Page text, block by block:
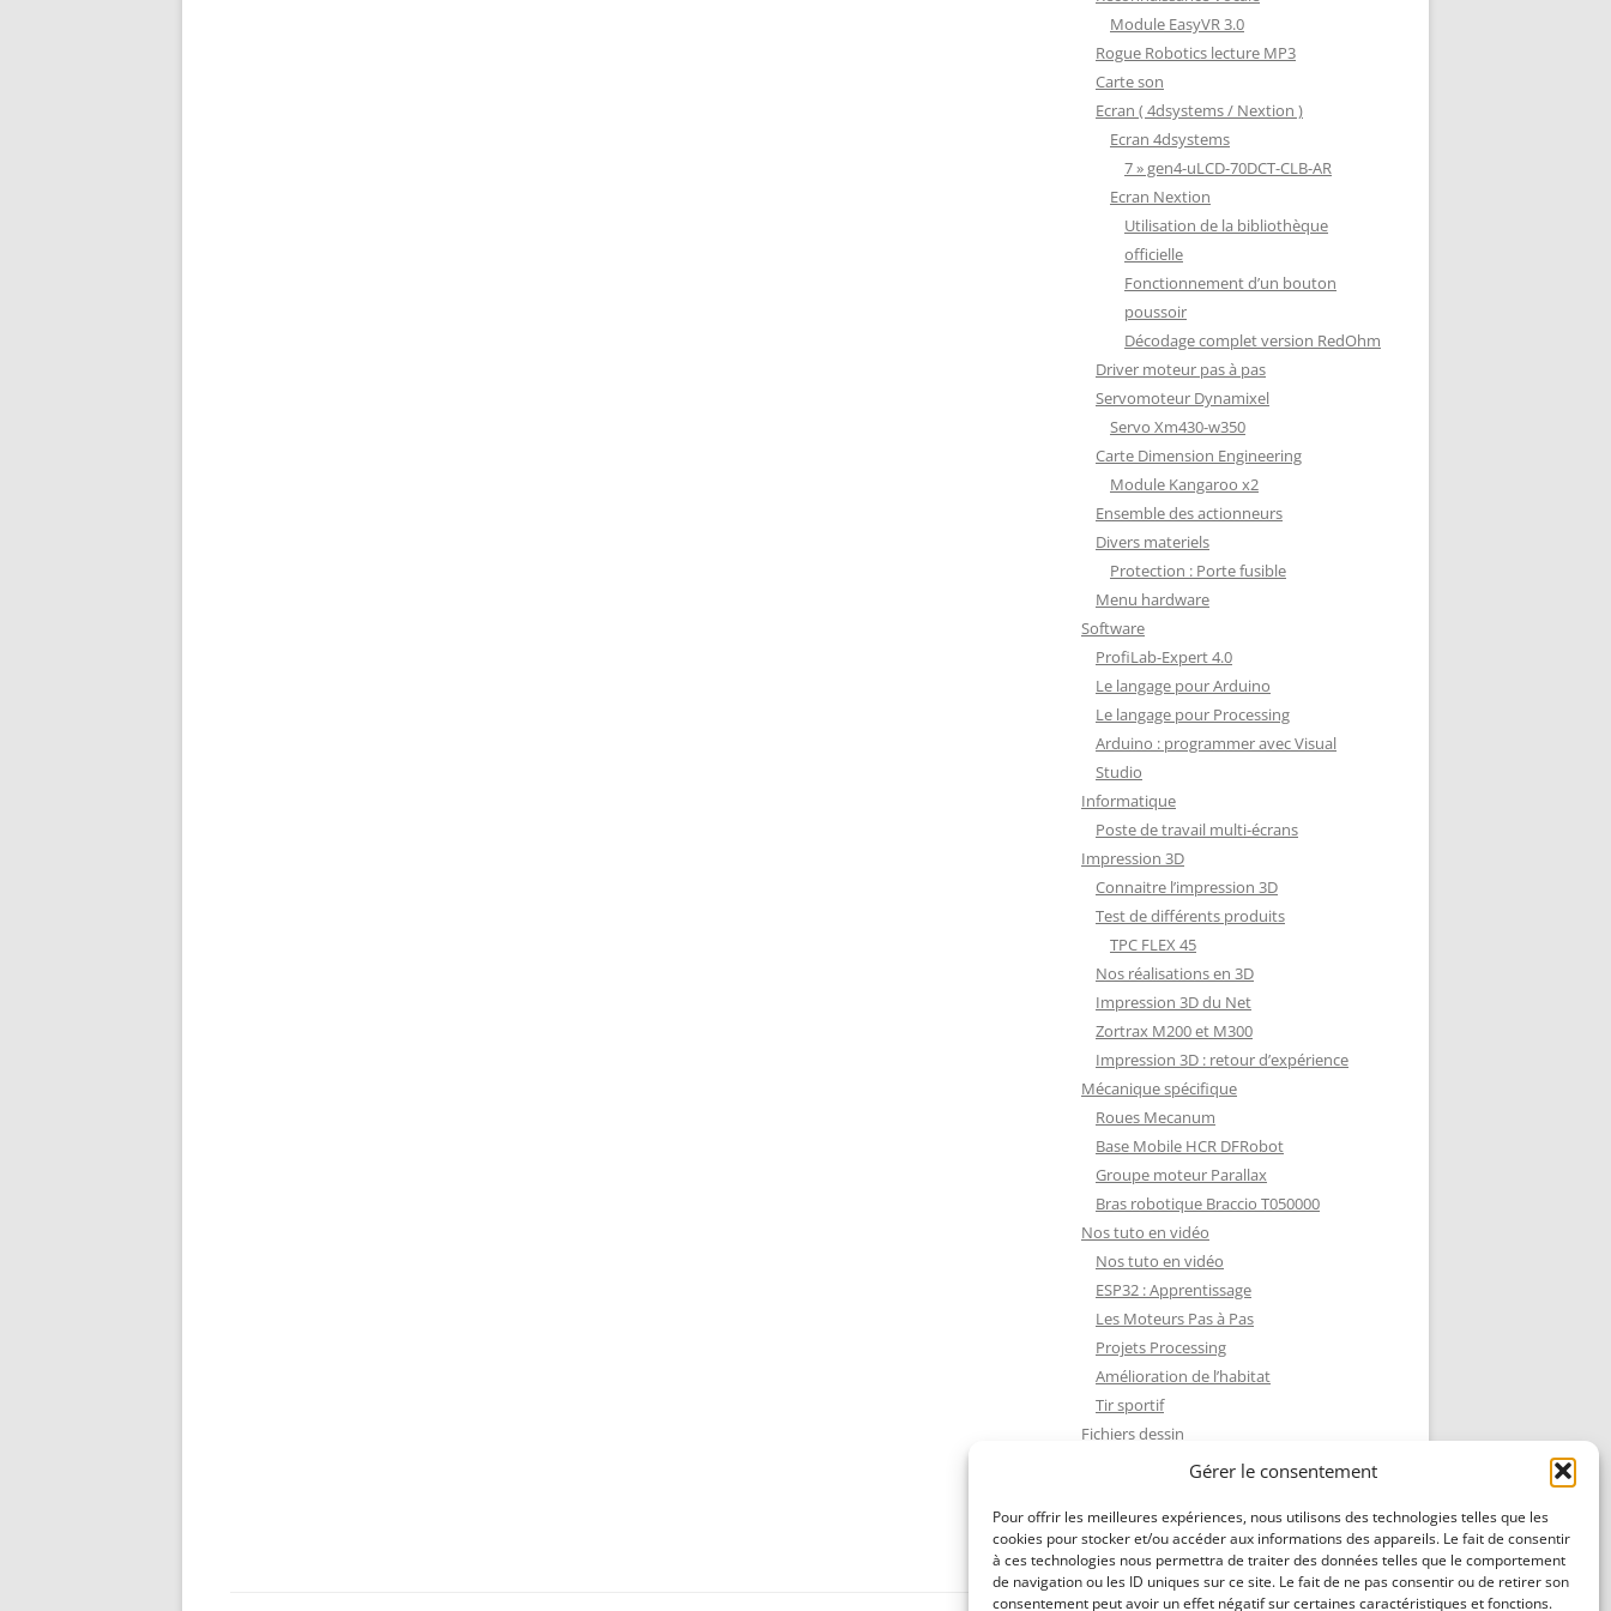
Gérer le consentement
Pour offrir les meilleures expériences, nous utilisons des technologies telles que les
cookies pour stocker et/ou accéder aux informations des appareils. Le fait de consentir
à ces technologies nous permettra de traiter des données telles que le comportement
de navigation ou les ID uniques sur ce site. Le fait de ne pas consentir ou de retirer son
consentement peut avoir un effet négatif sur certaines caractéristiques et fonctions.
Module EasyVR 3.0
Rogue Robotics lecture MP3
Carte son
Ecran ( 4dsystems / Nextion )
Ecran 4dsystems
7 » gen4-uLCD-70DCT-CLB-AR
Ecran Nextion
Utilisation de la bibliothèque
officielle
Fonctionnement d’un bouton
poussoir
Décodage complet version RedOhm
Driver moteur pas à pas
Servomoteur Dynamixel
Servo Xm430-w350
Carte Dimension Engineering
Module Kangaroo x2
Ensemble des actionneurs
Divers materiels
Protection : Porte fusible
Menu hardware
Software
ProfiLab-Expert 4.0
Le langage pour Arduino
Le langage pour Processing
Arduino : programmer avec Visual
Studio
Informatique
Poste de travail multi-écrans
Impression 3D
Connaitre l’impression 3D
Test de différents produits
TPC FLEX 45
Nos réalisations en 3D
Impression 3D du Net
Zortrax M200 et M300
Impression 3D : retour d’expérience
Mécanique spécifique
Roues Mecanum
Base Mobile HCR DFRobot
Groupe moteur Parallax
Bras robotique Braccio T050000
Nos tuto en vidéo
Nos tuto en vidéo
ESP32 : Apprentissage
Les Moteurs Pas à Pas
Projets Processing
Amélioration de l’habitat
Tir sportif
Fichiers dessin
Fichiers dessin